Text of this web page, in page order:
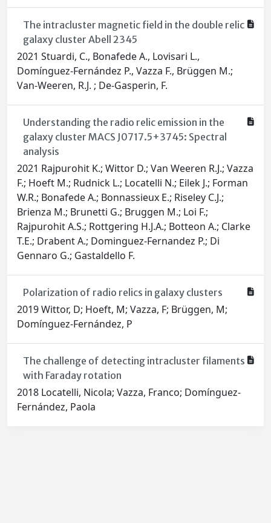
The intracluster magnetic field in the double relic
galaxy cluster Abell 2345
2021 Stuardi, C., Bonafede A., Lovisari L.,
Domínguez-Fernández P., Vazza F., Brüggen M.;
Van-Weeren, R.J. ; De-Gasperin, F.
Understanding the radio relic emission in the
galaxy cluster MACS J0717.5+3745: Spectral
analysis
2021 Rajpurohit K.; Wittor D.; Van Weeren R.J.; Vazza
F.; Hoeft M.; Rudnick L.; Locatelli N.; Eilek J.; Forman
W.R.; Bonafede A.; Bonnassieux E.; Riseley C.J.;
Brienza M.; Brunetti G.; Bruggen M.; Loi F.;
Rajpurohit A.S.; Rottgering H.J.A.; Botteon A.; Clarke
T.E.; Drabent A.; Dominguez-Fernandez P.; Di
Gennaro G.; Gastaldello F.
Polarization of radio relics in galaxy clusters
2019 Wittor, D; Hoeft, M; Vazza, F; Brüggen, M;
Domínguez-Fernández, P
The challenge of detecting intracluster filaments
with Faraday rotation
2018 Locatelli, Nicola; Vazza, Franco; Domínguez-
Fernández, Paola